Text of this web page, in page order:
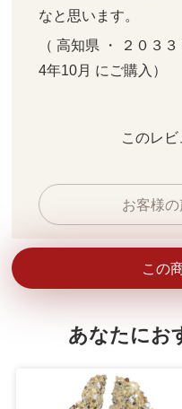
なと思います。
（ 高知県 ・ ２０３
4年10月 にご購入）
このレ
お客様
この
あなたにお